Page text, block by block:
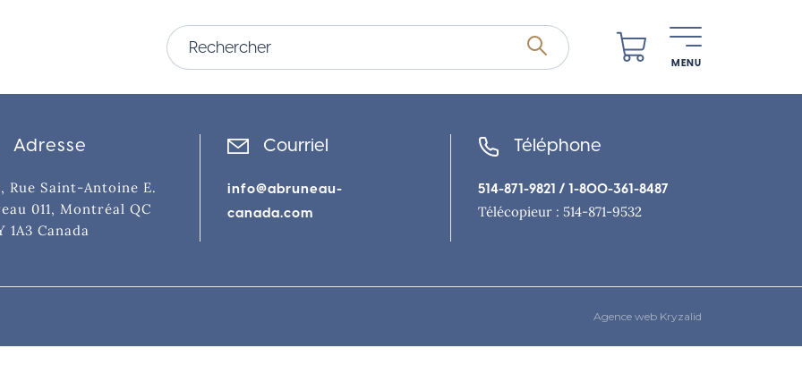
MENU
Adresse
Rue Saint-Antoine E.
011, Montréal QC
1A3 Canada
Courriel
info@abruneau-
canada.com
Téléphone
514-871-9821 / 1-800-361-8487
Télécopieur : 514-871-9532
Agence web Kryzalid